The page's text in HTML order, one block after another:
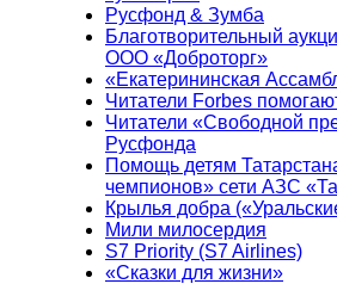
Русфонд & Зумба
Благотворительный
ООО «Доброторг»
«Екатерининская
Читатели Forbes
Читатели «Свободной
Русфонда
Помощь детям
чемпионов» сети АЗС
Крылья добра
Мили милосердия
S7 Priority (S7 Airlines)
«Сказки для жизни»